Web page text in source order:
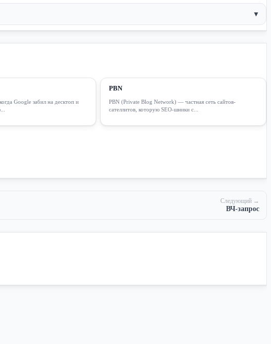
▾
Google забил на десктоп и
PBN
PBN (Private Blog Network) — частная сеть сайтов-
сателлитов, которую SEO-шники с...
Следующий →
ВЧ-запрос